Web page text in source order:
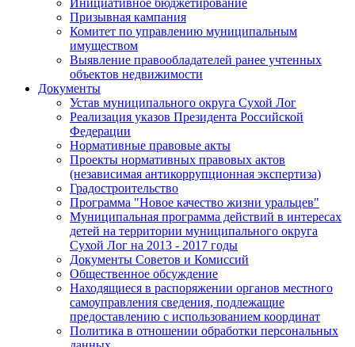
Инициативное бюджетирование
Призывная кампания
Комитет по управлению муниципальным
имуществом
Выявление правообладателей ранее учтенных
объектов недвижимости
Документы
Устав муниципального округа Сухой Лог
Реализация указов Президента Российской
Федерации
Нормативные правовые акты
Проекты нормативных правовых актов
(независимая антикоррупционная экспертиза)
Градостроительство
Программа "Новое качество жизни уральцев"
Муниципальная программа действий в интересах
детей на территории муниципального округа
Сухой Лог на 2013 - 2017 годы
Документы Советов и Комиссий
Общественное обсуждение
Находящиеся в распоряжении органов местного
самоуправления сведения, подлежащие
предоставлению с использованием координат
Политика в отношении обработки персональных